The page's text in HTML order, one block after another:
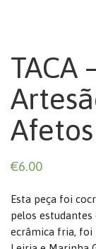
TACA
Afetos
€6.00
Esta peça foi
pelos estudantes
ecrâmica fria, foi